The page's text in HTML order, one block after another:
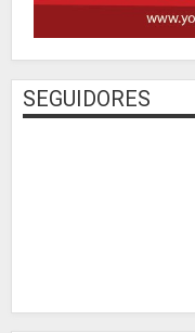
SEGUIDORES